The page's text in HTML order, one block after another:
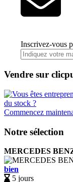
Inscrivez-vous
Vendre sur
Commencez
Notre sélection
MERCEDES
bien
5 jours